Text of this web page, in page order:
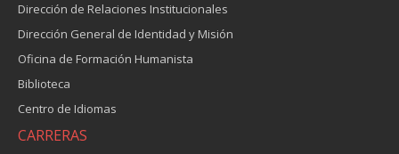
Dirección de Relaciones Institucionales
Dirección General de Identidad y Misión
Oficina de Formación Humanista
Biblioteca
Centro de Idiomas
CARRERAS